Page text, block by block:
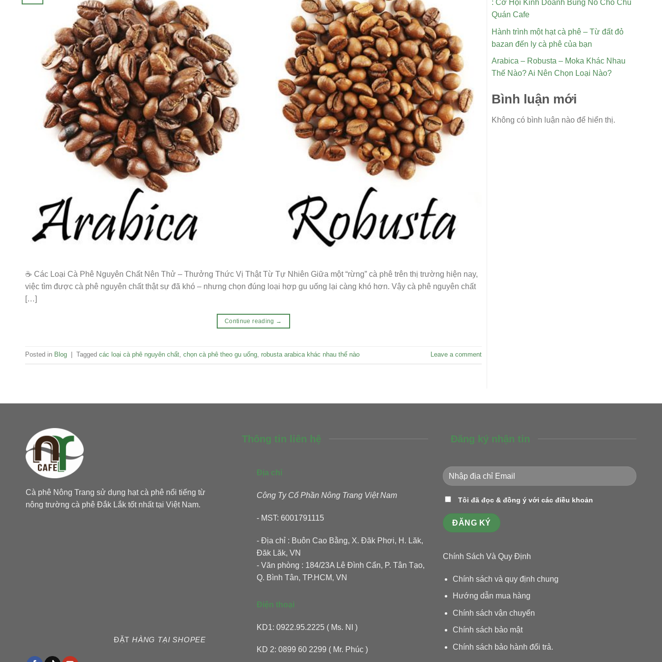
☕ Các Loại Cà Phê Nguyên Chất Nên Thử – Thưởng Thức Vị Thật Từ Tự Nhiên Giữa một “rừng” cà phê trên thị trường hiện nay,
việc tìm được cà phê nguyên chất thật sự đã khó – nhưng chọn đúng loại hợp gu uống lại càng khó hơn. Vậy cà phê nguyên chất
[…]
Continue reading →
Posted in Blog Tagged các loại cà phê nguyên chất, chọn cà phê theo gu uống, robusta arabica khác nhau thế nào Leave a comment
: Cơ Hội Kinh Doanh Bùng Nổ Cho Chủ
Quán Cafe
Hành trình một hạt cà phê – Từ đất đỏ
bazan đến ly cà phê của bạn
Arabica – Robusta – Moka Khác Nhau
Thế Nào? Ai Nên Chọn Loại Nào?
Bình luận mới
Không có bình luận nào để hiển thị.
Cà phê Nông Trang sử dụng hạt cà phê nổi tiếng từ
nông trường cà phê Đắk Lắk tốt nhất tại Việt Nam.
ĐẶT HÀNG TẠI SHOPEE
Thông tin liên hệ
Địa chỉ
Công Ty Cổ Phần Nông Trang Việt Nam
- MST: 6001791115
- Địa chỉ : Buôn Cao Bằng, X. Đăk Phơi, H. Lăk,
Đăk Lăk, VN
- Văn phòng : 184/23A Lê Đình Cẩn, P. Tân Tạo,
Q. Bình Tân, TP.HCM, VN
Điện thoại
KD1: 0922.95.2225 ( Ms. NI )
KD 2: 0899 60 2299 ( Mr. Phúc )
Đăng ký nhận tin
Tôi đã đọc & đồng ý với các điều khoản
Chính Sách Và Quy Định
Chính sách và quy định chung
Hướng dẫn mua hàng
Chính sách vận chuyển
Chính sách bảo mật
Chính sách bảo hành đổi trả.